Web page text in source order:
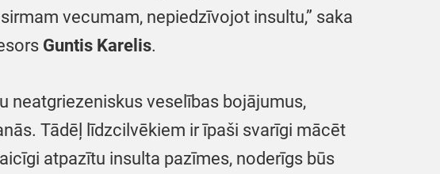
vecumam, nepiedzīvojot insultu,” saka
Guntis Karelis.
neatgriezeniskus veselības bojājumus,
Tādēļ līdzcilvēkiem ir īpaši svarīgi mācēt
atpazītu insulta pazīmes, noderīgs būs